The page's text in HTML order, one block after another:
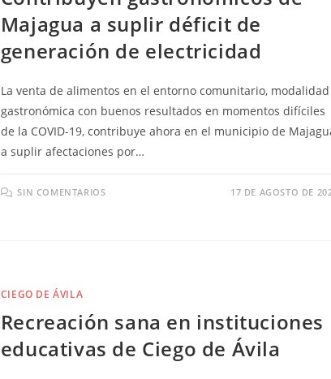
Majagua a suplir déficit de
generación de electricidad
La venta de alimentos en el entorno comunitario, modalidad
gastronómica con buenos resultados en momentos difíciles
de la COVID-19, contribuye ahora en el municipio de
a suplir afectaciones por…
SIN COMENTARIOS 17 DE AGOSTO DE
CIEGO DE ÁVILA
Recreación sana en instituciones
educativas de Ciego de Ávila